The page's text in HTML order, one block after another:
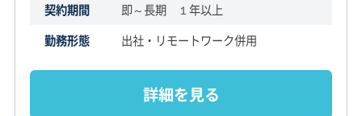
契約期間
即～長期 １年以上
勤務形態
出社・リモートワーク併用
詳細を見る